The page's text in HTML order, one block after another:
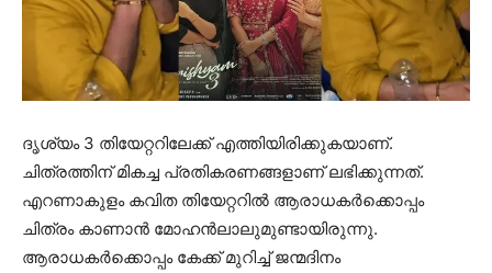
ദൃശ്യം 3 തിയേറ്ററിലേക്ക് എത്തിയിരിക്കുകയാണ്.
ചിത്രത്തിന് മികച്ച പ്രതികരണങ്ങളാണ് ലഭിക്കുന്നത്.
എറണാകുളം കവിത തിയേറ്ററില്‍ ആരാധകര്‍ക്കൊപ്പം
ചിത്രം കാണാന്‍ മോഹന്‍ലാലുമുണ്ടായിരുന്നു.
ആരാധകര്‍ക്കൊപ്പം കേക്ക് മുറിച്ച് ജന്മദിനം